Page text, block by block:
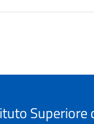
Superiore